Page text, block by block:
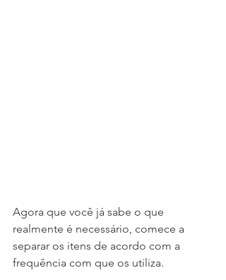
Agora que você já sabe o que
realmente é necessário, comece a
separar os itens de acordo com a
frequência com que os utiliza.